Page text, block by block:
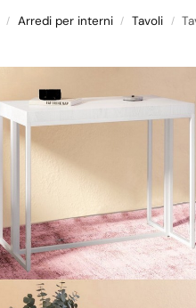
/ Arredi per interni / Tavoli /